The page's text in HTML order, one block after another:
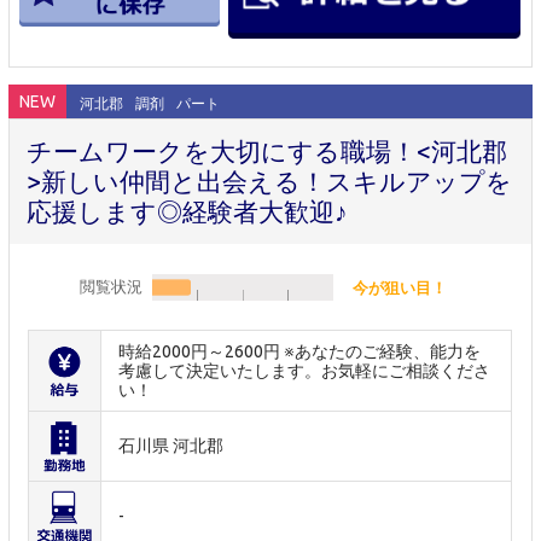
NEW 河北郡 調剤 パート
チームワークを大切にする職場！<河北郡
>新しい仲間と出会える！スキルアップを
応援します◎経験者大歓迎♪
閲覧状況 今が狙い目！
時給2000円～2600円 ※あなたのご経験、能力を
考慮して決定いたします。お気軽にご相談くださ
い！
石川県 河北郡
-